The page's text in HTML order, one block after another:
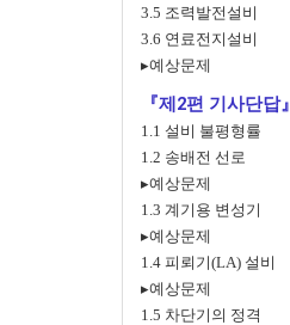
3.5 조력발전설비
3.6 연료전지설비
▸예상문제
『제2편 기사단답』
1.1 설비 불평형률
1.2 송배전 선로
▸예상문제
1.3 계기용 변성기
▸예상문제
1.4 피뢰기(LA) 설비
▸예상문제
1.5 차단기의 정격